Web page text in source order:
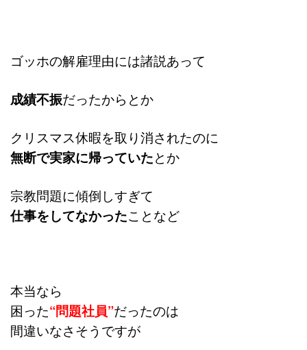
ゴッホの解雇理由には諸説あって
成績不振だったからとか
クリスマス休暇を取り消されたのに
無断で実家に帰っていたとか
宗教問題に傾倒しすぎて
仕事をしてなかったことなど
本当なら
困った“問題社員”だったのは
間違いなさそうですが